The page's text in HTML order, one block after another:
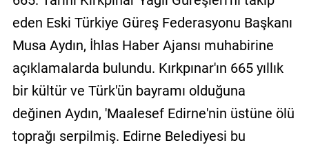
eden Eski Türkiye Güreş Federasyonu Başkanı
Musa Aydın, İhlas Haber Ajansı muhabirine
açıklamalarda bulundu. Kırkpınar'ın 665 yıllık
bir kültür ve Türk'ün bayramı olduğuna
değinen Aydın, 'Maalesef Edirne'nin üstüne ölü
toprağı serpilmiş. Edirne Belediyesi bu